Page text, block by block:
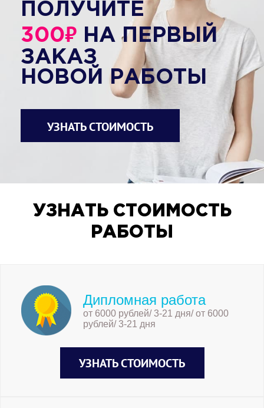
ПОЛУЧИТЕ
300₽ НА ПЕРВЫЙ
ЗАКАЗ
НОВОЙ РАБОТЫ
УЗНАТЬ СТОИМОСТЬ
УЗНАТЬ СТОИМОСТЬ
РАБОТЫ
Дипломная работа
от 6000 рублей/ 3-21 дня/ от 6000
рублей/ 3-21 дня
УЗНАТЬ СТОИМОСТЬ